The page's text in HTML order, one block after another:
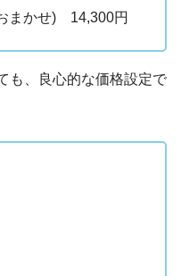
まかせ) 14,300円
も、良心的な価格設定で